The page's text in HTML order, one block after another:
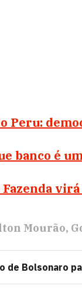
Peru:
banco é
virá
Mourão
de Bolsonaro